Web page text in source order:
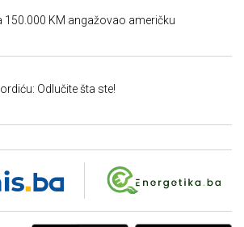
150.000 KM angažovao američku
Odlučite šta ste!